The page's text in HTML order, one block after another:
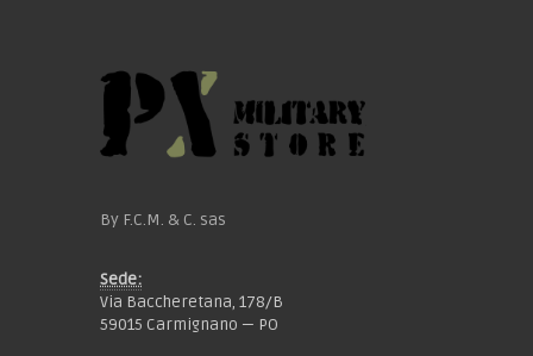
By F.C.M. & C. sas
Sede:
Via Baccheretana, 178/B
59015 Carmignano — PO